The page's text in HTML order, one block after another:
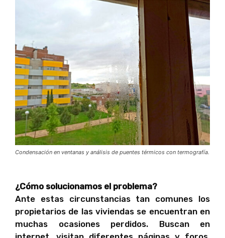
Condensación en ventanas y análisis de puentes térmicos con termografía.
¿Cómo solucionamos el problema?
Ante estas circunstancias tan comunes los
propietarios de las viviendas se encuentran en
muchas ocasiones perdidos. Buscan en